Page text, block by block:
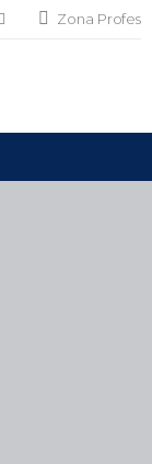
Zona Profes